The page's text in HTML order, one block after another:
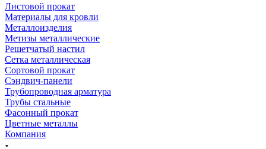
Листовой прокат
Материалы для кровли
Металлоизделия
Метизы металлические
Решетчатый настил
Сетка металлическая
Сортовой прокат
Сэндвич-панели
Трубопроводная арматура
Трубы стальные
Фасонный прокат
Цветные металлы
Компания